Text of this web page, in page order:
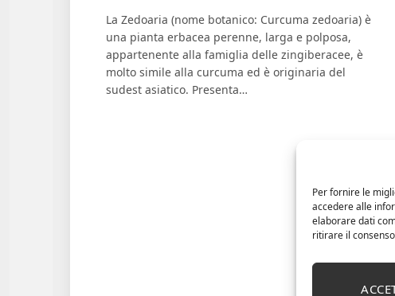
Per fornire le
accedere alle
elaborare dati
ritirare il
La Zedoaria (nome botanico: Curcuma zedoaria) è
una pianta erbacea perenne, larga e polposa,
appartenente alla famiglia delle zingiberacee, è
molto simile alla curcuma ed è originaria del
sudest asiatico. Presenta…